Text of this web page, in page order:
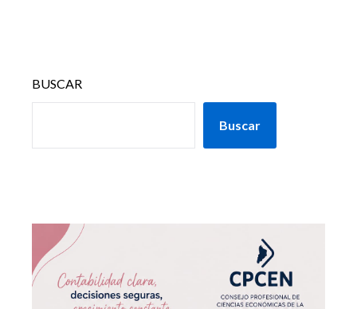
BUSCAR
Buscar